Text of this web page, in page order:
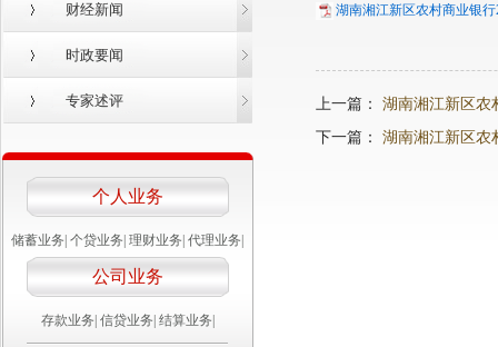
财经新闻
时政要闻
专家述评
个人业务
储蓄业务 个贷业务 理财业务 代理业务
公司业务
存款业务 信贷业务 结算业务
湖南湘江新区农村商业银
上一篇： 湖南湘江新区农
下一篇： 湖南湘江新区农